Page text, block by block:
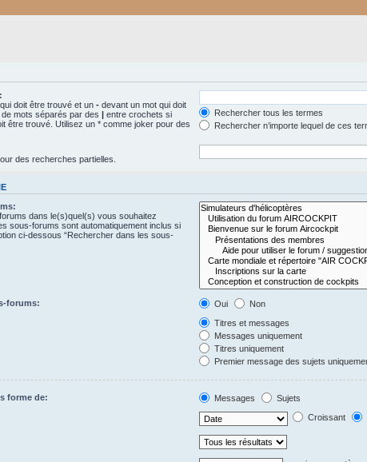
doit être trouvé et un - devant un mot qui doit
mots séparés par des | entre crochets si
être trouvé. Utilisez un * comme joker pour des
Rechercher tous les termes
Rechercher n’importe lequel de ces
des recherches partielles.
dans le(s)quel(s) vous souhaitez
sous-forums sont automatiquement inclus si
ci-dessous “Rechercher dans les sous-
forums: Oui
Non
Titres et messages
Messages uniquement
Titres uniquement
Premier message des sujets
forme de: Messages
Sujets
Croissant